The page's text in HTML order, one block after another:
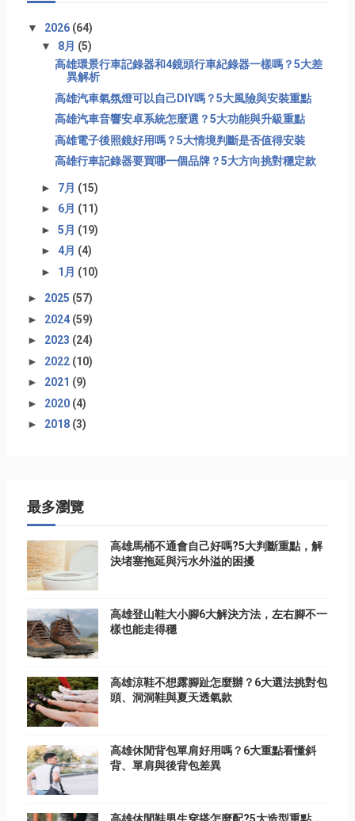
▼ 2026 (64)
▼ 8月 (5)
高雄環景行車記錄器和4鏡頭行車紀錄器一樣嗎？5大差
異解析
高雄汽車氣氛燈可以自己DIY嗎？5大風險與安裝重點
高雄汽車音響安卓系統怎麼選？5大功能與升級重點
高雄電子後照鏡好用嗎？5大情境判斷是否值得安裝
高雄行車記錄器要買哪一個品牌？5大方向挑對穩定款
► 7月 (15)
► 6月 (11)
► 5月 (19)
► 4月 (4)
► 1月 (10)
► 2025 (57)
► 2024 (59)
► 2023 (24)
► 2022 (10)
► 2021 (9)
► 2020 (4)
► 2018 (3)
最多瀏覽
高雄馬桶不通會自己好嗎?5大判斷重點，解
決堵塞拖延與污水外溢的困擾
高雄登山鞋大小腳6大解決方法，左右腳不一
樣也能走得穩
高雄涼鞋不想露腳趾怎麼辦？6大選法挑對包
頭、洞洞鞋與夏天透氣款
高雄休閒背包單肩好用嗎？6大重點看懂斜
背、單肩與後背包差異